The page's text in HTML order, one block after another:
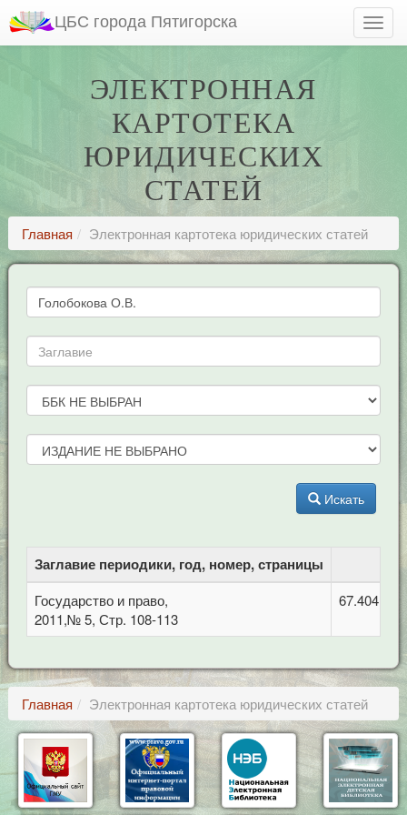
ЦБС города Пятигорска
ЭЛЕКТРОННАЯ
КАРТОТЕКА
ЮРИДИЧЕСКИХ
СТАТЕЙ
Главная Электронная картотека юридических статей
Искать
Заглавие периодики, год, номер, страницы
Государство и право,
2011,№ 5, Стр. 108-113
67.404.4
Главная Электронная картотека юридических статей